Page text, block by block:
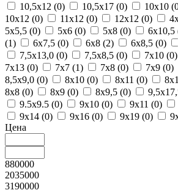
10,5х12 (0) 10,5х17 (0) 10х10 (
10х12 (0) 11х12 (0) 12х12 (0)
5х5,5 (0) 5х6 (0) 5х8 (0) 6х10,5
(1) 6х7,5 (0) 6х8 (2) 6х8,5 (0)
7,5х13,0 (0) 7,5х8,5 (0) 7х10 (0)
7х13 (0) 7х7 (1) 7х8 (0) 7х9 (0)
8,5х9,0 (0) 8х10 (0) 8х11 (0)
8х8 (0) 8х9 (0) 8х9,5 (0)
9.5х9.5 (0) 9х10 (0) 9х11 (0)
9х14 (0) 9х16 (0) 9х19 (0)
Цена
880000
2035000
3190000